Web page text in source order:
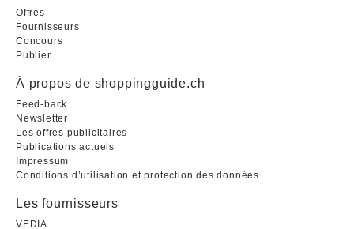
Offres
Fournisseurs
Concours
Publier
À propos de shoppingguide.ch
Feed-back
Newsletter
Les offres publicitaires
Publications actuels
Impressum
Conditions d’utilisation et protection des données
Les fournisseurs
VEDIA